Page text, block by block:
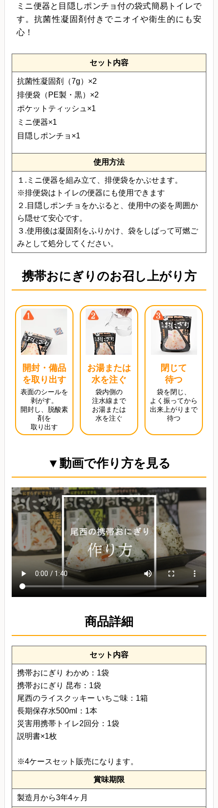
ミニ便器と目隠しポンチョ付の袋式簡易トイレで
す。抗菌性凝固剤付きでニオイや衛生的にも安
心！
セット内容
抗菌性凝固剤（7g）×2
排便袋（PE製・黒）×2
ポケットティッシュ×1
ミニ便器×1
目隠しポンチョ×1
使用方法
１.ミニ便器を組み立て、排便袋をかぶせます。
※排便袋はトイレの便器にも使用できます
２.目隠しポンチョをかぶると、使用中の姿を周囲か
ら隠せて安心です。
３.使用後は凝固剤をふりかけ、袋をしばって可燃ご
みとして処分してください。
携帯おにぎりのお召し上がり方
開封・備品
を取り出す
表面のシールを
剥がす。
開封し、脱酸素
剤を
取り出す
お湯または
水を注ぐ
袋内側の
注水線まで
お湯または
水を注ぐ
閉じて
待つ
袋を閉じ、
よく振ってから
出来上がりまで
待つ
▼動画で作り方を見る
商品詳細
セット内容
携帯おにぎり わかめ：1袋
携帯おにぎり 昆布：1袋
尾西のライスクッキー いちご味：1箱
長期保存水500ml：1本
災害用携帯トイレ2回分：1袋
説明書×1枚
※4ケースセット販売になります。
賞味期限
製造月から3年4ヶ月